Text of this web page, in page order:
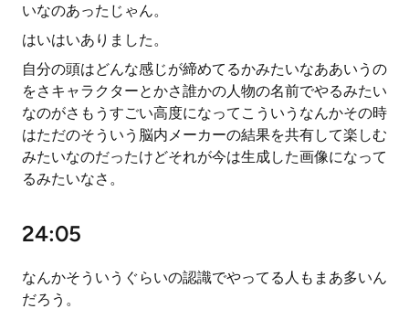
いなのあったじゃん。
はいはいありました。
自分の頭はどんな感じが締めてるかみたいなああいうの
をさキャラクターとかさ誰かの人物の名前でやるみたい
なのがさもうすごい高度になってこういうなんかその時
はただのそういう脳内メーカーの結果を共有して楽しむ
みたいなのだったけどそれが今は生成した画像になって
るみたいなさ。
24:05
なんかそういうぐらいの認識でやってる人もまあ多いん
だろう。